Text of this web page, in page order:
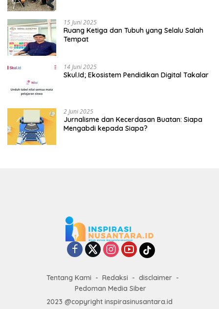
15 Juni 2025
Ruang Ketiga dan Tubuh yang Selalu Salah
Tempat
14 Juni 2025
Skul.Id; Ekosistem Pendidikan Digital Takalar
2 Juni 2025
Jurnalisme dan Kecerdasan Buatan: Siapa
Mengabdi kepada Siapa?
Tentang Kami Redaksi
disclaimer
Pedoman Media Siber
2023 @copyright inspirasinusantara.id